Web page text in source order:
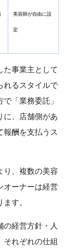
美容師が自由に設
定
た事業主として
れるスタイルで
「業務委託」
に、店舗側があ
報酬を支払うス
り、複数の美容
オーナーは経営
す。
経営方針・人
それぞれの仕組